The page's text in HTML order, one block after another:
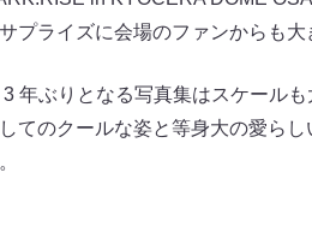
プライズに会場のファンからも
3 年ぶりとなる写真集はスケール
てのクールな姿と等身大の愛ら